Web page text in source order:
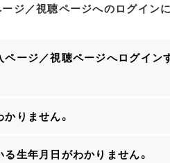
ジ／視聴ページへのログイン
ページ／視聴ページへログイン
りません。
生年月日がわかりません。